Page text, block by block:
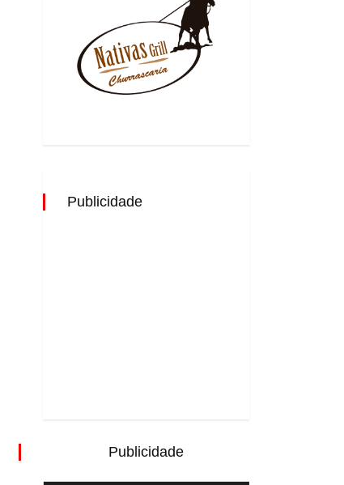
Publicidade
Publicidade